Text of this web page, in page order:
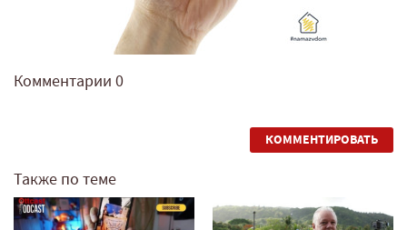
Комментарии 0
КОММЕНТИРОВАТЬ
Также по теме